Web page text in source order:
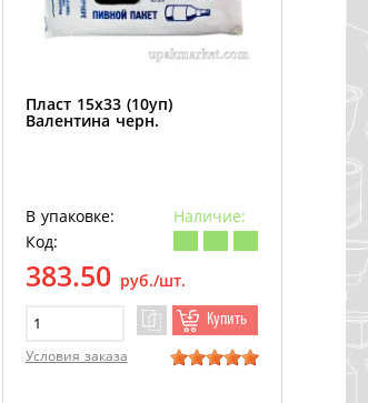
Пласт 15х33 (10уп)
Валентина черн.
В упаковке:
Наличие:
Код:
383.50 руб./шт.
Купить
Условия заказа